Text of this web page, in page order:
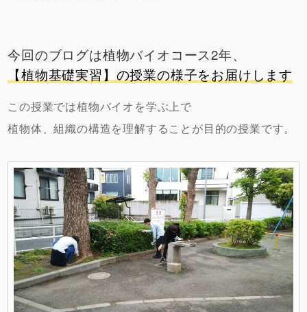
今回のブログは植物バイオコース2年、
【植物基礎実習】の授業の様子をお届けします
この授業では植物バイオを学ぶ上で
植物体、組織の構造を理解することが目的の授業です。